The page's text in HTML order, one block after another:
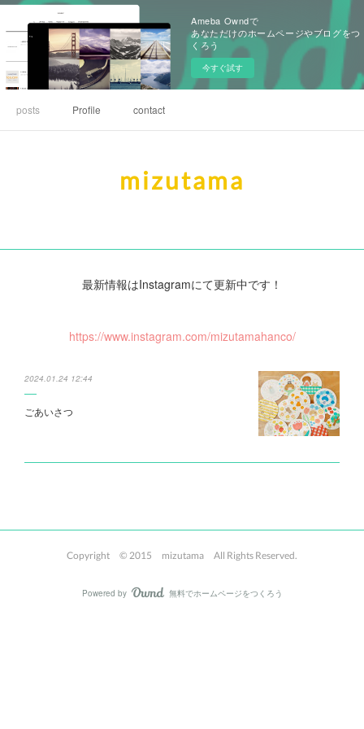
Ameba Owndで
あなただけのホームページやブログをつ
くろう
今すぐ試す
posts Profile contact
mizutama
最新情報はInstagramにて更新中です！
https://www.instagram.com/mizutamahanco/
2024.01.24 12:44
ごあいさつ
Copyright © 2015 mizutama All Rights Reserved.
Powered by AmebaOwnd
無料でホームページをつくろう